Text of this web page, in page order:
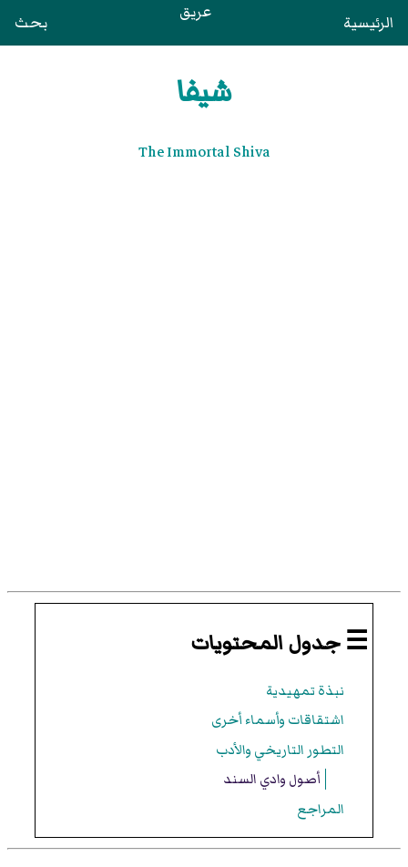
الرئيسية عريق بحث
شيفا
The Immortal Shiva
☰ جدول المحتويات
نبذة تمهيدية
اشتقاقات وأسماء أخرى
التطور التاريخي والأدب
أصول وادي السند
المراجع